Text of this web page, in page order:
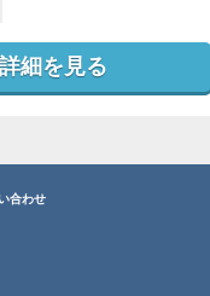
詳細を見る
合わせ